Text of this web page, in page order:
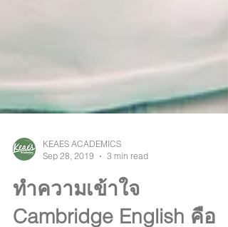
3 min read
ทำความเข้าใจ